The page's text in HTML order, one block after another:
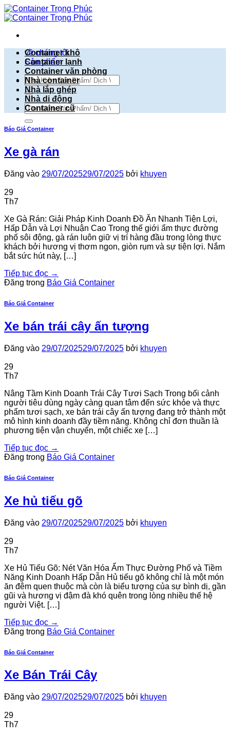
Bỏ
qua
dung
về chúng tôi
Sản phẩm
Tìm
kiếm:
Tìm
kiếm:
Container khô
Container lạnh
Container văn phòng
Nhà container
Nhà lắp ghép
Nhà di động
Container cũ
Báo Giá Container
Xe gà rán
Đăng vào 29/07/202529/07/2025 bởi khuyen
29
Th7
Xe Gà Rán: Giải Pháp Kinh Doanh Đồ Ăn Nhanh Tiện Lợi,
Hấp Dẫn và Lợi Nhuận Cao Trong thế giới ẩm thực đường
phố sôi động, gà rán luôn giữ vị trí hàng đầu trong lòng thực
khách bởi hương vị thơm ngon, giòn rụm và sự tiện lợi. Nắm
bắt sức hút này, […]
Tiếp tục đọc →
Đăng trong Báo Giá Container
Báo Giá Container
Xe bán trái cây ấn tượng
Đăng vào 29/07/202529/07/2025 bởi khuyen
29
Th7
Nâng Tầm Kinh Doanh Trái Cây Tươi Sạch Trong bối cảnh
người tiêu dùng ngày càng quan tâm đến sức khỏe và thực
phẩm tươi sạch, xe bán trái cây ấn tượng đang trở thành một
mô hình kinh doanh đầy tiềm năng. Không chỉ đơn thuần là
phương tiện vận chuyển, một chiếc xe […]
Tiếp tục đọc →
Đăng trong Báo Giá Container
Báo Giá Container
Xe hủ tiếu gõ
Đăng vào 29/07/202529/07/2025 bởi khuyen
29
Th7
Xe Hủ Tiếu Gõ: Nét Văn Hóa Ẩm Thực Đường Phố và Tiềm
Năng Kinh Doanh Hấp Dẫn Hủ tiếu gõ không chỉ là một món
ăn đêm quen thuộc mà còn là biểu tượng của sự bình dị, gần
gũi và hương vị đậm đà khó quên trong lòng nhiều thế hệ
người Việt. […]
Tiếp tục đọc →
Đăng trong Báo Giá Container
Báo Giá Container
Xe Bán Trái Cây
Đăng vào 29/07/202529/07/2025 bởi khuyen
29
Th7